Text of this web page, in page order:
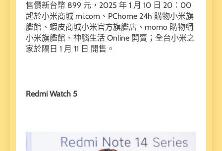
售價新台幣 899 元，2025 年 1 月 10 日 20：00
起於小米商城 mi.com、PChome 24h 購物小米旗
艦館、蝦皮商城小米官方旗艦店、momo 購物網
小米旗艦館、神腦生活 Online 開賣；全台小米之
家於隔日 1 月 11 日 開售。
Redmi Watch 5